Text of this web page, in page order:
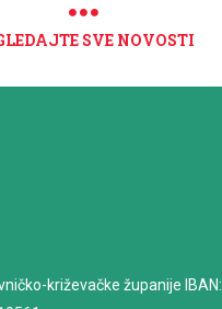
SVE NOVOSTI
križevačke županije IBAN: